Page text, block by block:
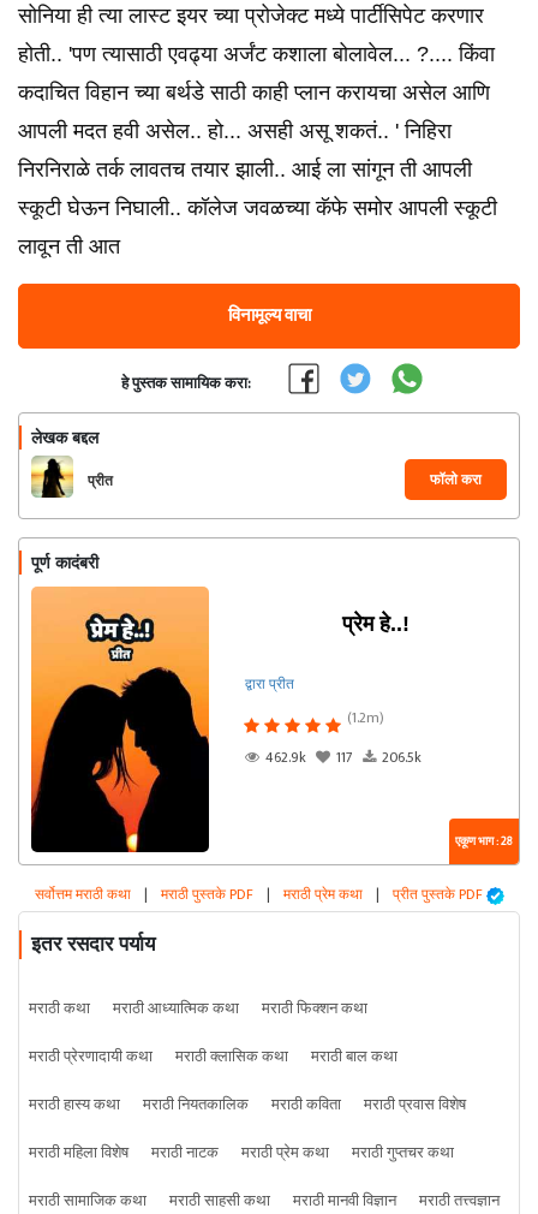
सोनिया ही त्या लास्ट इयर च्या प्रोजेक्ट मध्ये पार्टीसिपेट करणार
होती.. 'पण त्यासाठी एवढ्या अर्जंट कशाला बोलावेल... ?.... किंवा
कदाचित विहान च्या बर्थडे साठी काही प्लान करायचा असेल आणि
आपली मदत हवी असेल.. हो... असही असू शकतं.. ' निहिरा
निरनिराळे तर्क लावतच तयार झाली.. आई ला सांगून ती आपली
स्कूटी घेऊन निघाली.. कॉलेज जवळच्या कॅफे समोर आपली स्कूटी
लावून ती आत
विनामूल्य वाचा
हे पुस्तक सामायिक करा:
लेखक बद्दल
प्रीत फॉलो करा
पूर्ण कादंबरी
प्रेम हे..!
द्वारा प्रीत
(1.2m)
462.9k
117 206.5k
एकूण भाग : 28
सर्वोत्तम मराठी कथा | मराठी पुस्तके PDF | मराठी प्रेम कथा | प्रीत पुस्तके PDF
इतर रसदार पर्याय
मराठी कथा मराठी आध्यात्मिक कथा
मराठी फिक्शन कथा
मराठी प्रेरणादायी कथा
मराठी क्लासिक कथा
मराठी बाल कथा
मराठी हास्य कथा
मराठी नियतकालिक मराठी कविता
मराठी प्रवास विशेष
मराठी महिला विशेष
मराठी नाटक मराठी प्रेम कथा
मराठी गुप्तचर कथा
मराठी सामाजिक कथा
मराठी साहसी कथा मराठी मानवी विज्ञान मराठी तत्त्वज्ञान